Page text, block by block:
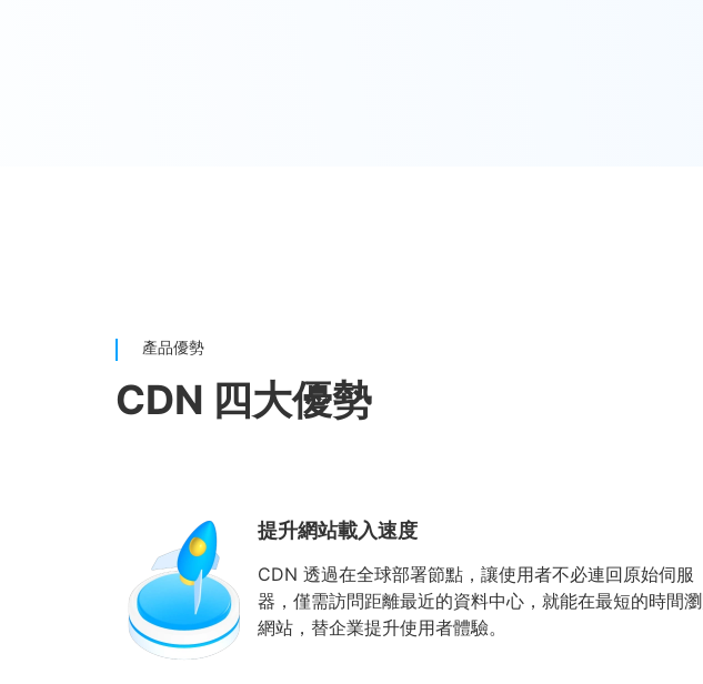
產品優勢
CDN 四大優勢
提升網站載入速度
CDN 透過在全球部署節點，讓使用者不必連回原始伺服
器，僅需訪問距離最近的資料中心，就能在最短的時間
網站，替企業提升使用者體驗。